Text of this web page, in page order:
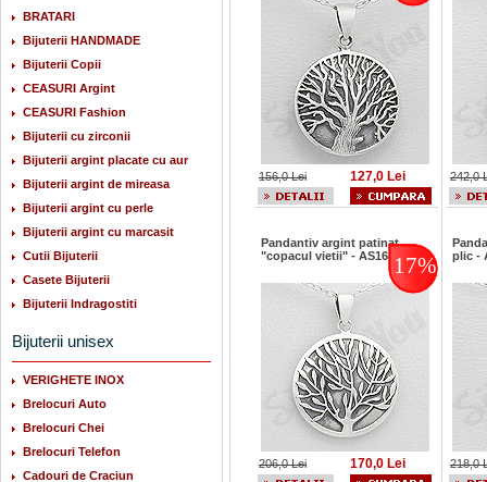
BRATARI
Bijuterii HANDMADE
Bijuterii Copii
CEASURI Argint
CEASURI Fashion
Bijuterii cu zirconii
Bijuterii argint placate cu aur
Bijuterii argint de mireasa
Bijuterii argint cu perle
Bijuterii argint cu marcasit
Cutii Bijuterii
Casete Bijuterii
Bijuterii Indragostiti
Bijuterii unisex
VERIGHETE INOX
Brelocuri Auto
Brelocuri Chei
Brelocuri Telefon
Cadouri de Craciun
156,0 Lei 127,0 Lei 242,0
Pandantiv argint patinat
"copacul vietii" - AS168 17%
206,0 Lei 170,0 Lei
plic -
218,0